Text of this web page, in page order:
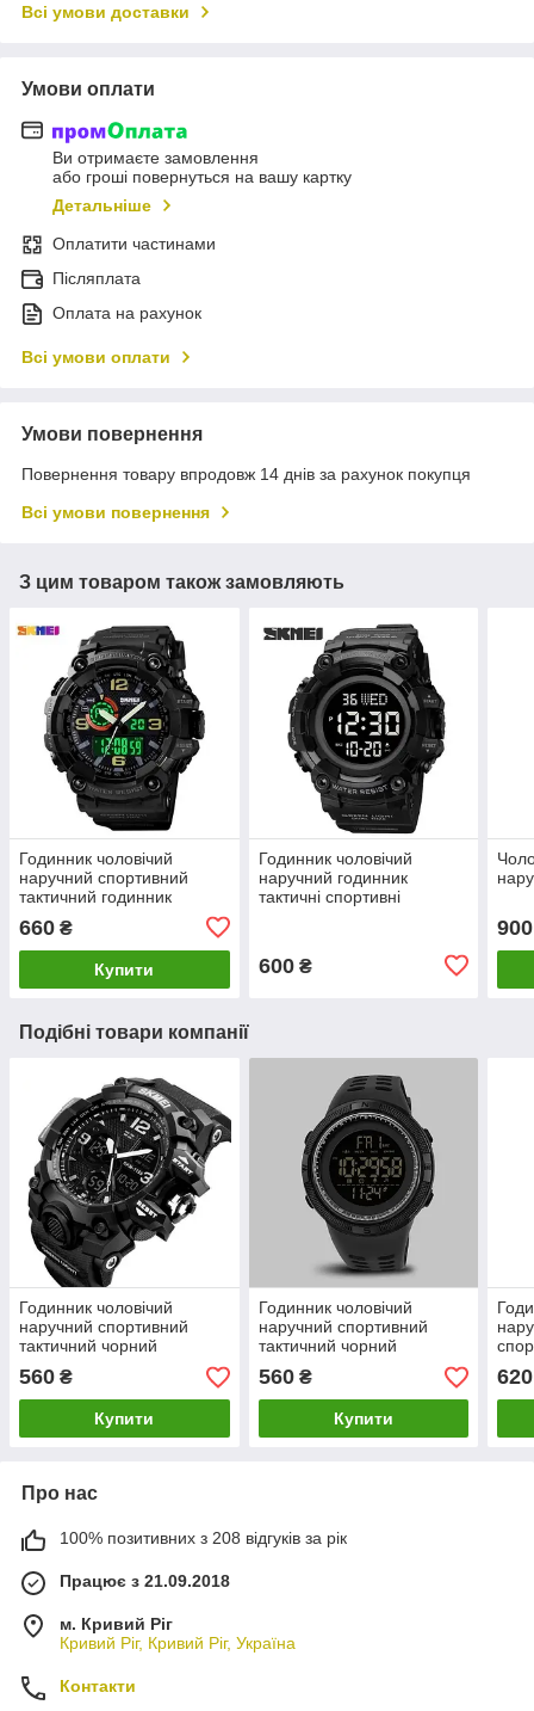
Всі умови доставки
Умови оплати
Ви отримаєте замовлення
або гроші повернуться на вашу картку
Детальніше
Оплатити частинами
Післяплата
Оплата на рахунок
Всі умови оплати
Умови повернення
Повернення товару впродовж 14 днів за рахунок покупця
Всі умови повернення
З цим товаром також замовляють
Годинник чоловічий
наручний спортивний
тактичний годинник
660 ₴
Купити
Годинник чоловічий
наручний годинник
тактичні спортивні
600₴
900
Подібні товари компанії
Годинник чоловічий
наручний спортивний
тактичний чорний
годинник
560 ₴
Купити
Годинник чоловічий
наручний спортивний
тактичний чорний
560₴
Купити
620
Про нас
100% позитивних з 208 відгуків за рік
Працює з 21.09.2018
м. Кривий Ріг
Кривий Ріг, Кривий Ріг, Україна
Контакти